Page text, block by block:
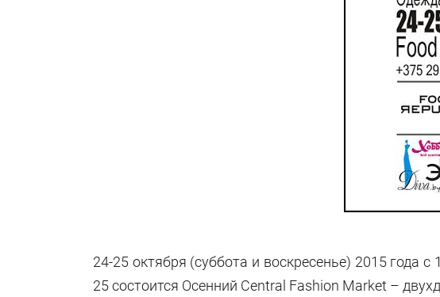
24-25 октября (суббота и воскресенье) 2015 года
25 состоится Осенний Central Fashion Market –